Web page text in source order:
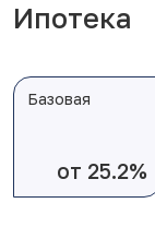
Ипотека
Базовая
от 25.2%